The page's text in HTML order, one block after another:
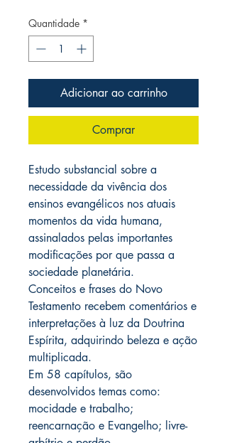
Quantidade *
Adicionar ao carrinho
Comprar
Estudo substancial sobre a
necessidade da vivência dos
ensinos evangélicos nos atuais
momentos da vida humana,
assinalados pelas importantes
modificações por que passa a
sociedade planetária.
Conceitos e frases do Novo
Testamento recebem comentários e
interpretações à luz da Doutrina
Espírita, adquirindo beleza e ação
multiplicada.
Em 58 capítulos, são
desenvolvidos temas como:
mocidade e trabalho;
reencarnação e Evangelho; livre-